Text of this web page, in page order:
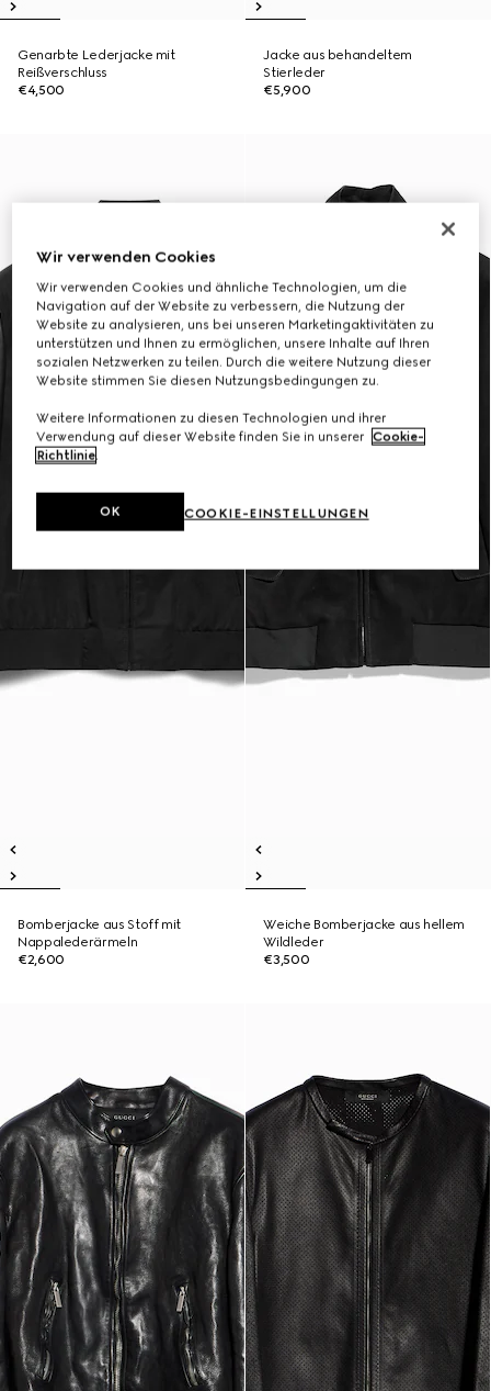
Genarbte Lederjacke mit
Reißverschluss
€4,500
Jacke aus behandeltem
Stierleder
€5,900
Bomberjacke aus Stoff mit
Nappalederärmeln
€2,600
Weiche Bomberjacke aus hellem
Wildleder
€3,500
Wir verwenden Cookies
Wir verwenden Cookies und ähnliche Technologien, um die
Navigation auf der Website zu verbessern, die Nutzung der
Website zu analysieren, uns bei unseren Marketingaktivitäten zu
unterstützen und Ihnen zu ermöglichen, unsere Inhalte auf Ihren
sozialen Netzwerken zu teilen. Durch die weitere Nutzung dieser
Website stimmen Sie diesen Nutzungsbedingungen zu.
Weitere Informationen zu diesen Technologien und ihrer
Verwendung auf dieser Website finden Sie in unserer Cookie-
Richtlinie.
COOKIE-EINSTELLUNGEN
OK